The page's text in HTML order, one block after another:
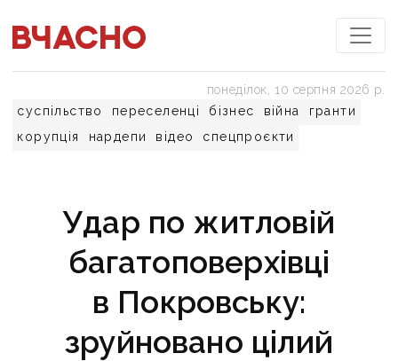
суспільство переселенці бізнес війна
гранти
корупція
нардепи відео спецпроєкти
понеділок, 10 серпня 2026 р.
Удар по житловій
багатоповерхівці
в Покровську:
зруйновано цілий